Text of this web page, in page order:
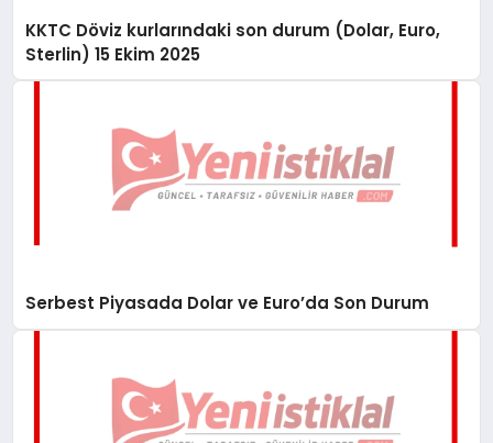
KKTC Döviz kurlarındaki son durum (Dolar, Euro,
Sterlin) 15 Ekim 2025
Serbest Piyasada Dolar ve Euro’da Son Durum